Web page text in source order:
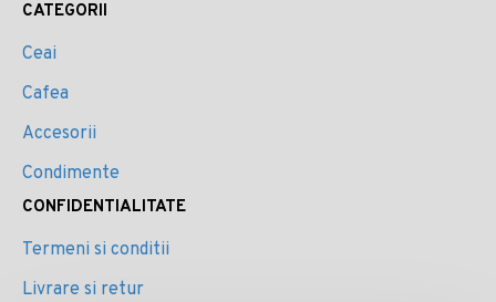
CATEGORII
Ceai
Cafea
Accesorii
Condimente
CONFIDENTIALITATE
Termeni si conditii
Livrare si retur